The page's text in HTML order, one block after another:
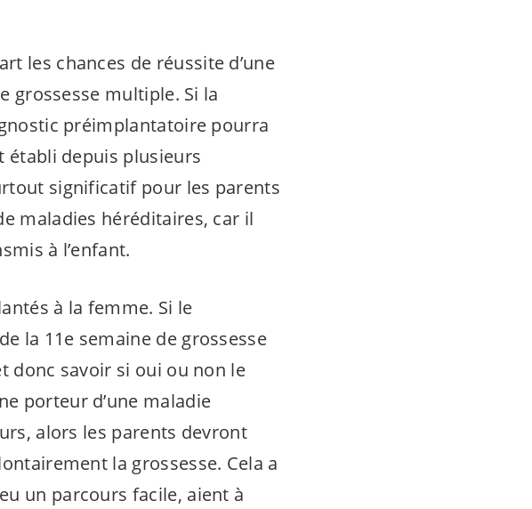
les chances de réussite d’une
grossesse multiple. Si la
préimplantatoire pourra
établi depuis plusieurs
significatif pour les parents
maladies héréditaires, car il
à l’enfant.
à la femme. Si le
la 11e semaine de grossesse
donc savoir si oui ou non le
porteur d’une maladie
alors les parents devront
la grossesse. Cela a
un parcours facile, aient à